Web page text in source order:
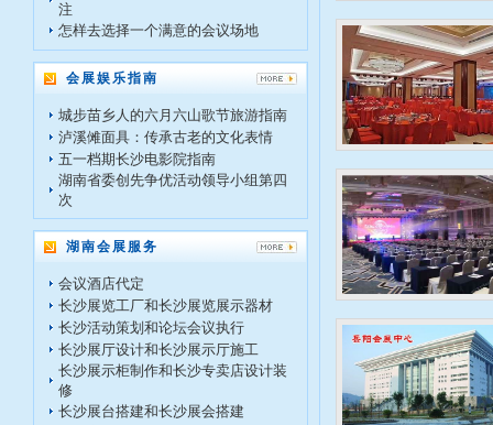
注
怎样去选择一个满意的会议场地
会展娱乐指南
城步苗乡人的六月六山歌节旅游指南
泸溪傩面具：传承古老的文化表情
五一档期长沙电影院指南
湖南省委创先争优活动领导小组第四
次
湖南会展服务
会议酒店代定
长沙展览工厂和长沙展览展示器材
长沙活动策划和论坛会议执行
长沙展厅设计和长沙展示厅施工
长沙展示柜制作和长沙专卖店设计装
修
长沙展台搭建和长沙展会搭建